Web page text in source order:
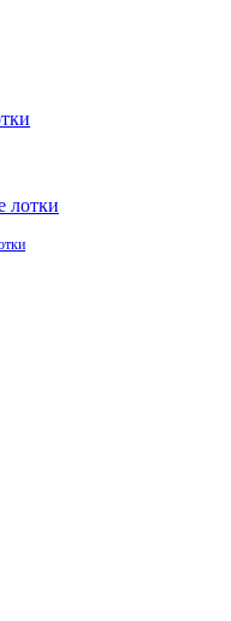
лотки